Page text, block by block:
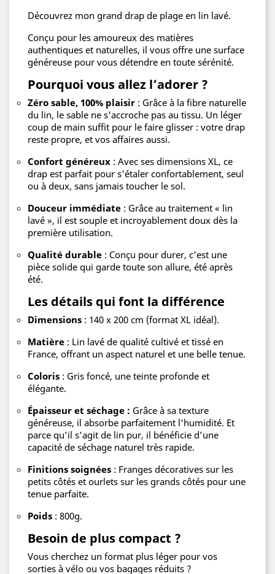
Découvrez mon grand drap de plage en lin lavé.
Conçu pour les amoureux des matières
authentiques et naturelles, il vous offre une surface
généreuse pour vous détendre en toute sérénité.
Pourquoi vous allez l’adorer ?
Zéro sable, 100% plaisir : Grâce à la fibre naturelle
du lin, le sable ne s'accroche pas au tissu. Un léger
coup de main suffit pour le faire glisser : votre drap
reste propre, et vos affaires aussi.
Confort généreux : Avec ses dimensions XL, ce
drap est parfait pour s'étaler confortablement, seul
ou à deux, sans jamais toucher le sol.
Douceur immédiate : Grâce au traitement « lin
lavé », il est souple et incroyablement doux dès la
première utilisation.
Qualité durable : Conçu pour durer, c'est une
pièce solide qui garde toute son allure, été après
été.
Les détails qui font la différence
Dimensions : 140 x 200 cm (format XL idéal).
Matière : Lin lavé de qualité cultivé et tissé en
France, offrant un aspect naturel et une belle tenue.
Coloris : Gris foncé, une teinte profonde et
élégante.
Épaisseur et séchage : Grâce à sa texture
généreuse, il absorbe parfaitement l'humidité. Et
parce qu’il s’agit de lin pur, il bénéficie d’une
capacité de séchage naturel très rapide.
Finitions soignées : Franges décoratives sur les
petits côtés et ourlets sur les grands côtés pour une
tenue parfaite.
Poids : 800g.
Besoin de plus compact ?
Vous cherchez un format plus léger pour vos
sorties à vélo ou vos bagages réduits ?